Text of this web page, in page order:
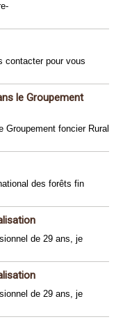
contacter pour vous
le Groupement
Groupement foncier Rural
des forêts fin
de 29 ans, je
de 29 ans, je